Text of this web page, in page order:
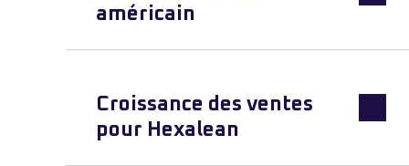
américain
Croissance des ventes
pour Hexalean